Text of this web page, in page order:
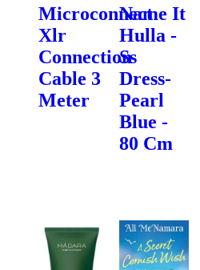
Microconnect
Xlr
Connection
Cable 3
Meter
Name It
Hulla -
Ss
Dress-
Pearl
Blue -
80 Cm